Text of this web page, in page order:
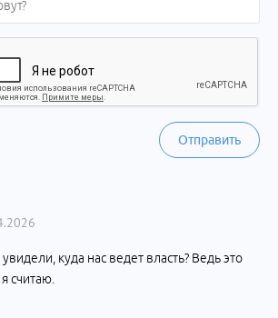
Отправить
куда нас ведет власть? Ведь это
считаю.